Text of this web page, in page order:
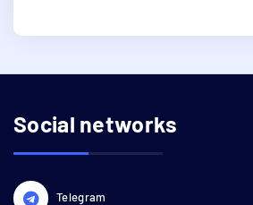
Social networks
Telegram